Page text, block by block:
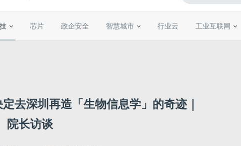
芯片 政企安全 智慧城市 行业云 工业互联网
去深圳再造「生物信息学」的奇迹｜
院长访谈